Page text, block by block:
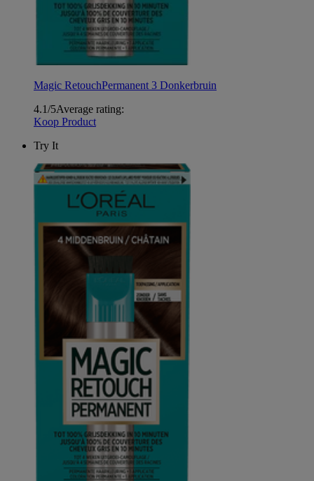
Magic RetouchPermanent 3 Donkerbruin
4.1/5Average rating:
Koop Product
Try It